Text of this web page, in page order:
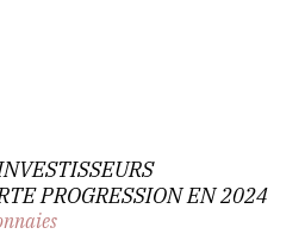
PROGRESSION EN 2024